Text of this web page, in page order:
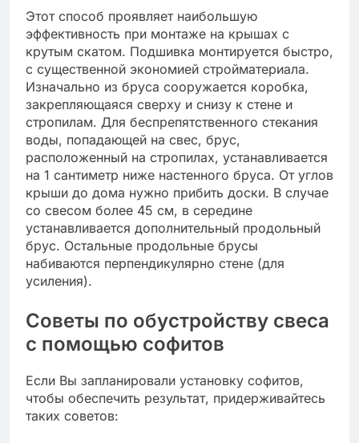
Этот способ проявляет наибольшую
эффективность при монтаже на крышах с
крутым скатом. Подшивка монтируется быстро,
с существенной экономией стройматериала.
Изначально из бруса сооружается коробка,
закрепляющаяся сверху и снизу к стене и
стропилам. Для беспрепятственного стекания
воды, попадающей на свес, брус,
расположенный на стропилах, устанавливается
на 1 сантиметр ниже настенного бруса. От углов
крыши до дома нужно прибить доски. В случае
со свесом более 45 см, в середине
устанавливается дополнительный продольный
брус. Остальные продольные брусы
набиваются перпендикулярно стене (для
усиления).
Советы по обустройству свеса
с помощью софитов
Если Вы запланировали установку софитов,
чтобы обеспечить результат, придерживайтесь
таких советов: